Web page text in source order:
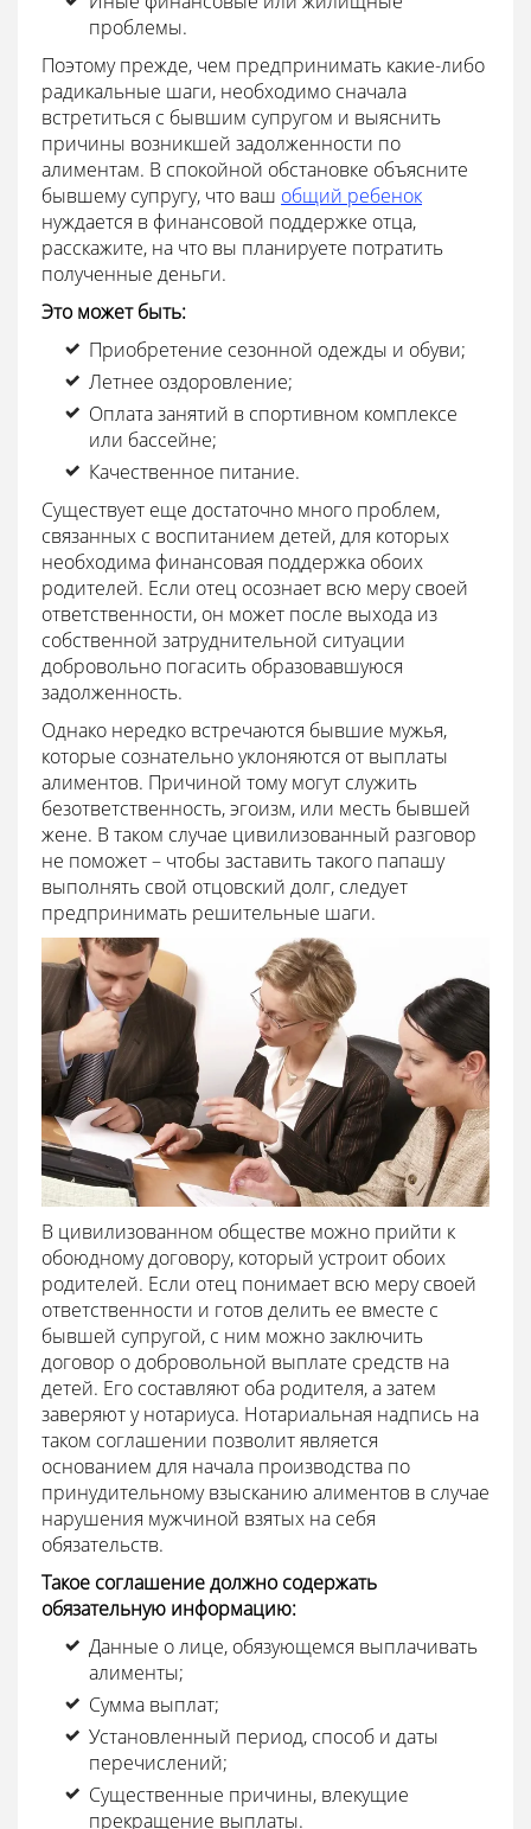
проблемы.
Поэтому прежде, чем предпринимать какие-либо
радикальные шаги, необходимо сначала
встретиться с бывшим супругом и выяснить
причины возникшей задолженности по
алиментам. В спокойной обстановке объясните
бывшему супругу, что ваш общий ребенок
нуждается в финансовой поддержке отца,
расскажите, на что вы планируете потратить
полученные деньги.
Это может быть:
Приобретение сезонной одежды и обуви;
Летнее оздоровление;
Оплата занятий в спортивном комплексе
или бассейне;
Качественное питание.
Существует еще достаточно много проблем,
связанных с воспитанием детей, для которых
необходима финансовая поддержка обоих
родителей. Если отец осознает всю меру своей
ответственности, он может после выхода из
собственной затруднительной ситуации
добровольно погасить образовавшуюся
задолженность.
Однако нередко встречаются бывшие мужья,
которые сознательно уклоняются от выплаты
алиментов. Причиной тому могут служить
безответственность, эгоизм, или месть бывшей
жене. В таком случае цивилизованный разговор
не поможет – чтобы заставить такого папашу
выполнять свой отцовский долг, следует
предпринимать решительные шаги.
В цивилизованном обществе можно прийти к
обоюдному договору, который устроит обоих
родителей. Если отец понимает всю меру своей
ответственности и готов делить ее вместе с
бывшей супругой, с ним можно заключить
договор о добровольной выплате средств на
детей. Его составляют оба родителя, а затем
заверяют у нотариуса. Нотариальная надпись на
таком соглашении позволит является
основанием для начала производства по
принудительному взысканию алиментов в случае
нарушения мужчиной взятых на себя
обязательств.
Такое соглашение должно содержать
обязательную информацию:
Данные о лице, обязующемся выплачивать
алименты;
Сумма выплат;
Установленный период, способ и даты
перечислений;
Существенные причины, влекущие
прекращение выплаты.